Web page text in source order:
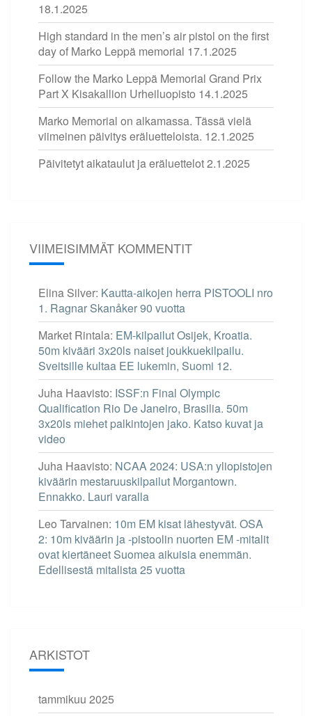
18.1.2025
High standard in the men’s air pistol on the first
day of Marko Leppä memorial 17.1.2025
Follow the Marko Leppä Memorial Grand Prix
Part X Kisakallion Urheiluopisto 14.1.2025
Marko Memorial on alkamassa. Tässä vielä
viimeinen päivitys eräluetteloista. 12.1.2025
Päivitetyt aikataulut ja eräluettelot2.1.2025
VIIMEISIMMÄT KOMMENTIT
Elina Silver: Kautta-aikojen herra PISTOOLI nro
1. Ragnar Skanåker 90 vuotta
Market Rintala: EM-kilpailut Osijek, Kroatia.
50m kivääri 3x20ls naiset joukkuekilpailu.
Sveitsille kultaa EE lukemin, Suomi 12.
Juha Haavisto: ISSF:n Final Olympic
Qualification Rio De Janeiro, Brasilia. 50m
3x20ls miehet palkintojen jako. Katso kuvat ja
video
Juha Haavisto: NCAA 2024: USA:n yliopistojen
kiväärin mestaruuskilpailut Morgantown.
Ennakko. Lauri varalla
Leo Tarvainen: 10m EM kisat lähestyvät. OSA
2: 10m kiväärin ja -pistoolin nuorten EM -mitalit
ovat kiertäneet Suomea aikuisia enemmän.
Edellisestä mitalista 25 vuotta
ARKISTOT
tammikuu 2025